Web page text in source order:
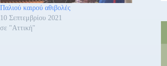
Παλιού καιρού αθιβολές
10 Σεπτεμβρίου 2021
σε "Αττική"